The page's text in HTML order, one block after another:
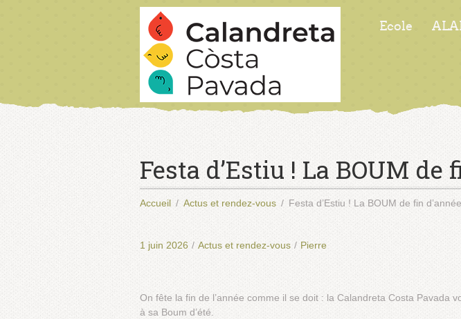
Ecole
Festa d’Estiu ! La BOUM
Accueil Actus et rendez-vous Festa d’Estiu ! La BOUM de fin
1 juin 2026 / Actus et rendez-vous / Pierre
On fête la fin de l’année comme il se doit : la Calandreta Costa Pavada
à sa Boum d’été.